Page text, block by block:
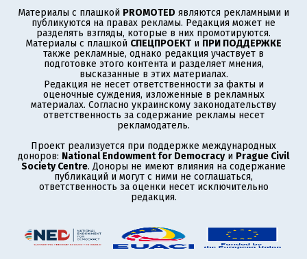
Материалы с плашкой PROMOTED являются рекламными и
публикуются на правах рекламы. Редакция может не
разделять взгляды, которые в них промотируются.
Материалы с плашкой СПЕЦПРОЕКТ и ПРИ ПОДДЕРЖКЕ
также рекламные, однако редакция участвует в
подготовке этого контента и разделяет мнения,
высказанные в этих материалах.
Редакция не несет ответственности за факты и
оценочные суждения, изложенные в рекламных
материалах. Согласно украинскому законодательству
ответственность за содержание рекламы несет
рекламодатель.
Проект реализуется при поддержке международных
доноров: National Endowment for Democracyи Prague Civil
Society Centre. Доноры не имеют влияния на содержание
публикаций и могут с ними не соглашаться,
ответственность за оценки несет исключительно
редакция.